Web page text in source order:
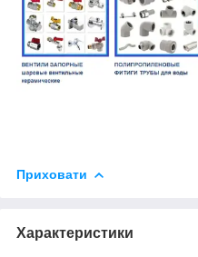
Приховати
Характеристики